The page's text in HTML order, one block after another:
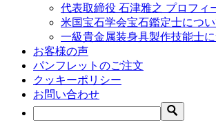
代表取締役 石津雅之 プロフィ
米国宝石学会宝石鑑定士につい
一級貴金属装身具製作技能士
お客様の声
パンフレットのご注文
クッキーポリシー
お問い合わせ